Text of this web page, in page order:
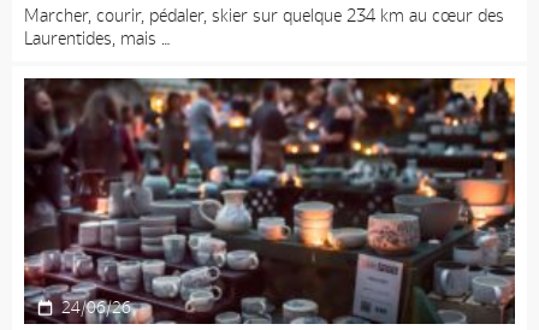
Marcher, courir, pédaler, skier sur quelque 234 km au cœur des
Laurentides, mais
24/06/26